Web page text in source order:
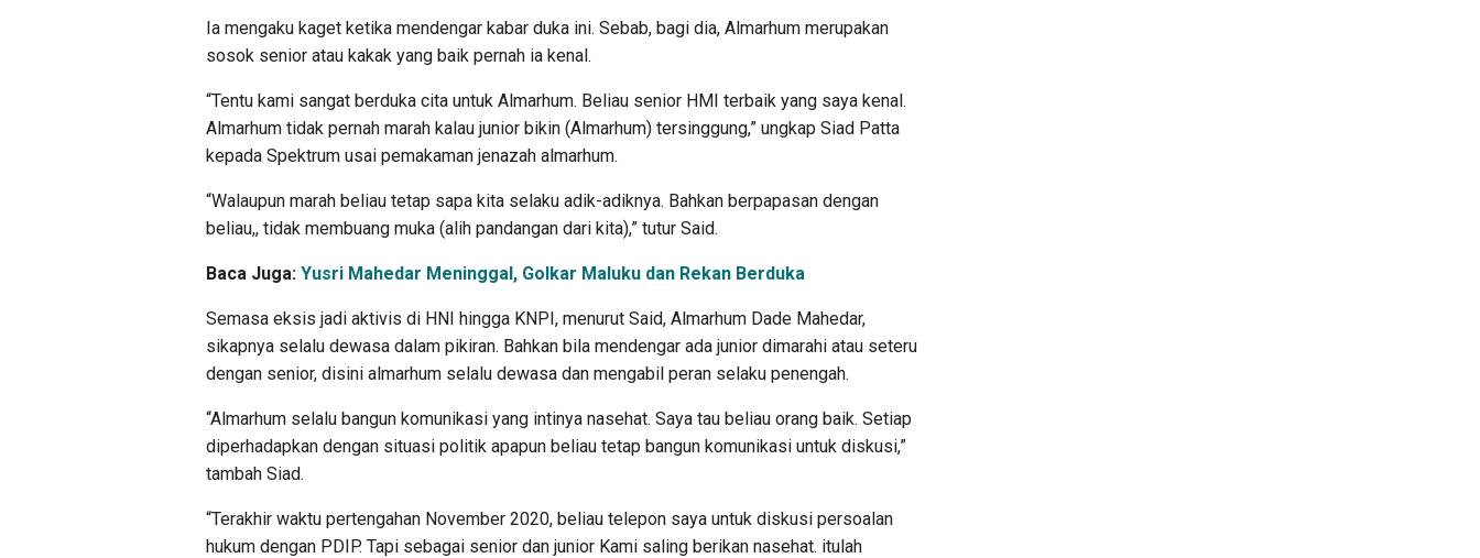
Ia mengaku kaget ketika mendengar kabar duka ini. Sebab, bagi dia, Almarhum merupakan
sosok senior atau kakak yang baik pernah ia kenal.
“Tentu kami sangat berduka cita untuk Almarhum. Beliau senior HMI terbaik yang saya kenal.
Almarhum tidak pernah marah kalau junior bikin (Almarhum) tersinggung,” ungkap Siad Patta
kepada Spektrum usai pemakaman jenazah almarhum.
“Walaupun marah beliau tetap sapa kita selaku adik-adiknya. Bahkan berpapasan dengan
beliau,, tidak membuang muka (alih pandangan dari kita),” tutur Said.
Baca Juga: Yusri Mahedar Meninggal, Golkar Maluku dan Rekan Berduka
Semasa eksis jadi aktivis di HNI hingga KNPI, menurut Said, Almarhum Dade Mahedar,
sikapnya selalu dewasa dalam pikiran. Bahkan bila mendengar ada junior dimarahi atau seteru
dengan senior, disini almarhum selalu dewasa dan mengabil peran selaku penengah.
“Almarhum selalu bangun komunikasi yang intinya nasehat. Saya tau beliau orang baik. Setiap
diperhadapkan dengan situasi politik apapun beliau tetap bangun komunikasi untuk diskusi,”
tambah Siad.
“Terakhir waktu pertengahan November 2020, beliau telepon saya untuk diskusi persoalan
hukum dengan PDIP. Tapi sebagai senior dan junior Kami saling berikan nasehat. itulah